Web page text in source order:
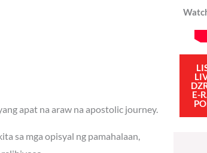
apat na araw na apostolic journey.
sa mga opisyal ng pamahalaan,
sadyang
itong
kulang.
ibig
E-